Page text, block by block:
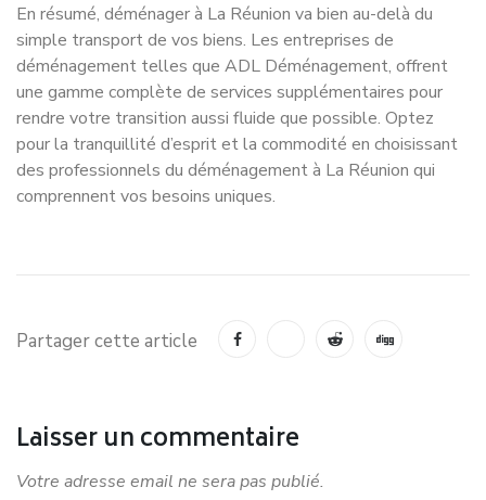
En résumé, déménager à La Réunion va bien au-delà du
simple transport de vos biens. Les entreprises de
déménagement telles que ADL Déménagement, offrent
une gamme complète de services supplémentaires pour
rendre votre transition aussi fluide que possible. Optez
pour la tranquillité d’esprit et la commodité en choisissant
des professionnels du déménagement à La Réunion qui
comprennent vos besoins uniques.
Partager cette article
Laisser un commentaire
Votre adresse email ne sera pas publié.